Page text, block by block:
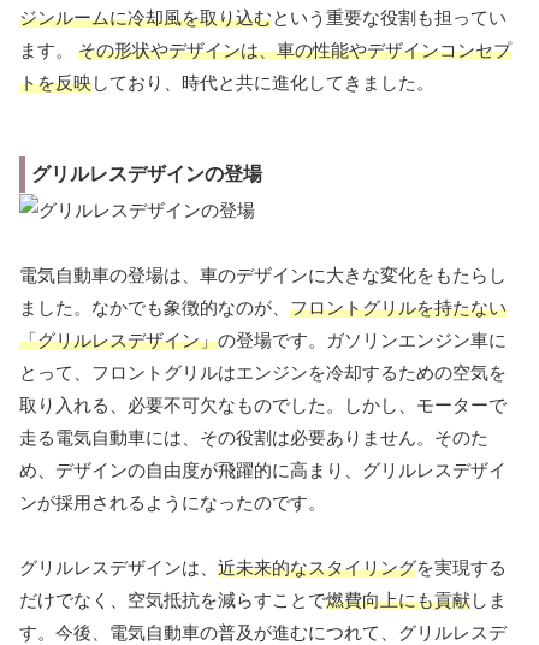
ジンルームに冷却風を取り込むという重要な役割も担ってい
ます。 その形状やデザインは、車の性能やデザインコンセプ
トを反映しており、時代と共に進化してきました。
グリルレスデザインの登場
電気自動車の登場は、車のデザインに大きな変化をもたらし
ました。なかでも象徴的なのが、 フロントグリルを持たない
「グリルレスデザイン」の登場です。ガソリンエンジン車に
とって、フロントグリルはエンジンを冷却するための空気を
取り入れる、必要不可欠なものでした。しかし、モーターで
走る電気自動車には、その役割は必要ありません。そのた
め、デザインの自由度が飛躍的に高まり、グリルレスデザイ
ンが採用されるようになったのです。
グリルレスデザインは、 近未来的なスタイリングを実現する
だけでなく、空気抵抗を減らすことで燃費向上にも貢献しま
す。今後、電気自動車の普及が進むにつれて、グリルレスデ